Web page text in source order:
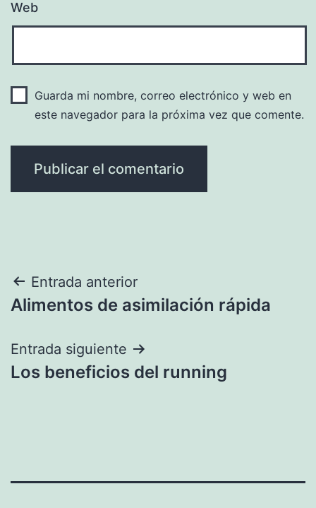
Web
Guarda mi nombre, correo electrónico y web en
este navegador para la próxima vez que comente.
Navegación
de
entradas
Entrada anterior
Alimentos de asimilación rápida
Entrada siguiente
Los beneficios del running